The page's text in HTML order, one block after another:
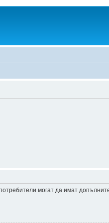
могат да имат